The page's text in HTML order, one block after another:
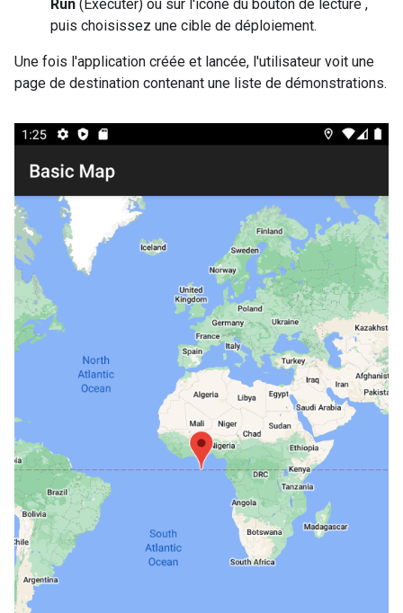
Run (Exécuter) ou sur l'icône du bouton de lecture ,
puis choisissez une cible de déploiement.
Une fois l'application créée et lancée, l'utilisateur voit une
page de destination contenant une liste de démonstrations.